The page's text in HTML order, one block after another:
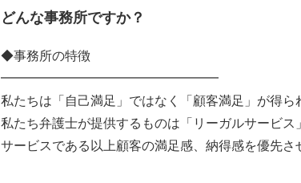
どんな事務所ですか？
◆事務所の特徴
━━━━━━━━━━━━━━━━━
私たちは「自己満足」ではなく「顧客満足」が得ら
私たち弁護士が提供するものは「リーガルサービス
サービスである以上顧客の満足感、納得感を優先さ